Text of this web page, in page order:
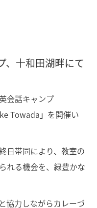
、十和田湖畔にて
会話キャンプ
Towada」を開催い
日帯同により、教室の
れる機会を、緑豊かな
協力しながらカレーづ